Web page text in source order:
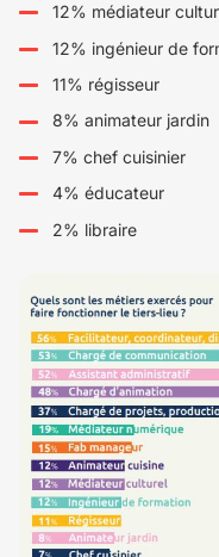
12% médiateur
12% ingénieur de
11% régisseur
8% animateur jardin
7% chef cuisinier
4% éducateur
2% libraire